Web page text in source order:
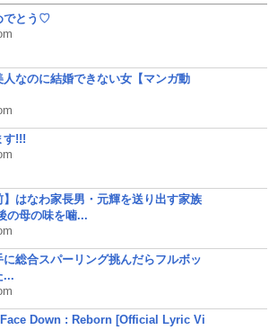
でとう♡
人なのに結婚できない女【マンガ動
す!!!
】はなわ家長男・元輝を送り出す家族
の母の味を噛...
に総合スパーリング挑んだらフルボッ
...
Down : Reborn [Official Lyric Vi